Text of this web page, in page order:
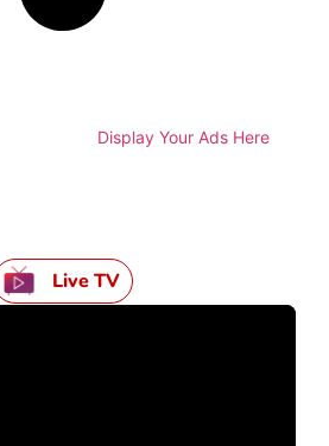
Display Your Ads Here
Live TV